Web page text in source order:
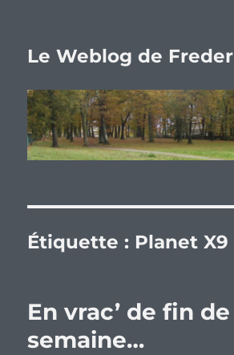
Le Weblog de
Étiquette : Planet X9
En vrac’ de fin de
semaine…